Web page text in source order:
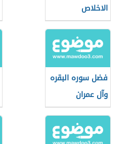
الاخلاص
فضل سوره البقره
وآل عمران